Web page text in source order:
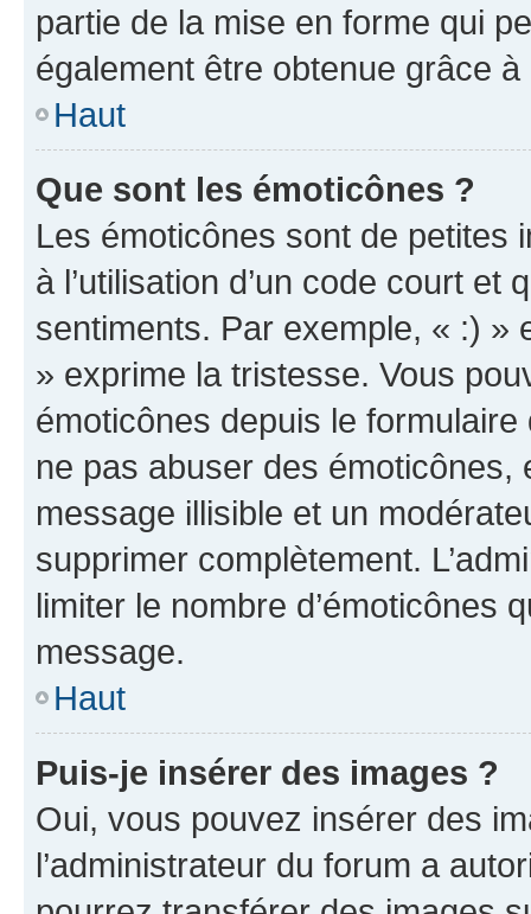
partie de la mise en forme qui
également être obtenue grâce à
Haut
Que sont les émoticônes ?
Les émoticônes sont de petites
à l’utilisation d’un code court et
sentiments. Par exemple, « :) »
» exprime la tristesse. Vous
émoticônes depuis le
ne pas abuser des
message illisible et un
supprimer complètement.
limiter le nombre d’émoticônes
message.
Haut
Puis-je insérer des images ?
Oui, vous pouvez insérer des
l’administrateur du forum a